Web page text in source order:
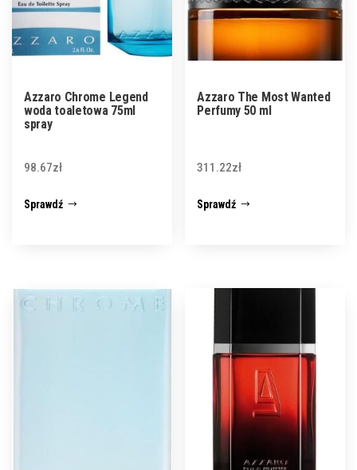
Azzaro Chrome Legend
woda toaletowa 75ml
spray
98.67zł
Sprawdź
Azzaro The Most Wanted
Perfumy 50 ml
311.22zł
Sprawdź